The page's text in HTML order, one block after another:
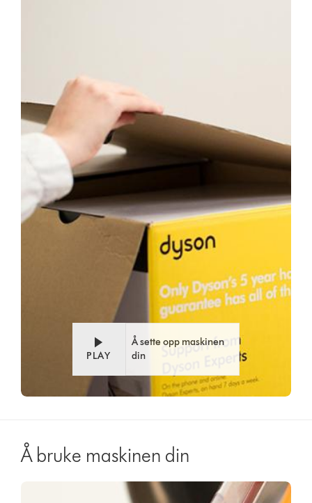
Video
Transcript
Open
video
transcript
PLAY
Å sette opp maskinen
din
Å bruke maskinen din